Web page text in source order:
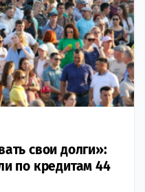
свои долги»:
по кредитам 44